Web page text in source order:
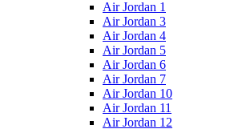
Air Jordan 1
Air Jordan 3
Air Jordan 4
Air Jordan 5
Air Jordan 6
Air Jordan 7
Air Jordan 10
Air Jordan 11
Air Jordan 12